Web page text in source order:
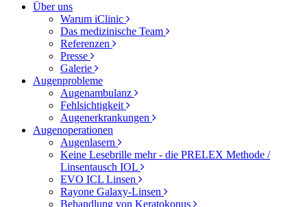
Über uns
Warum iClinic
Das medizinische Team
Referenzen
Presse
Galerie
Augenprobleme
Augenambulanz
Fehlsichtigkeit
Augenerkrankungen
Augenoperationen
Augenlasern
Keine Lesebrille mehr - die PRELEX Methode /
Linsentausch IOL
EVO ICL Linsen
Rayone Galaxy-Linsen
Behandlung von Keratokonus